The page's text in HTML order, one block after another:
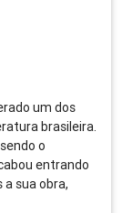
um dos
brasileira.
o
entrando
sua obra,